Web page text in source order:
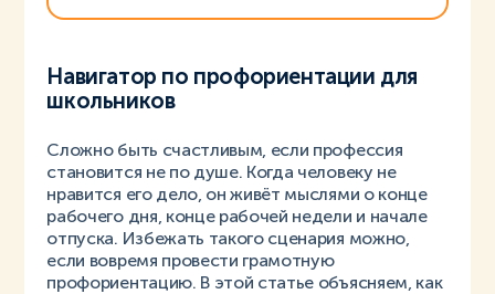
Навигатор по профориентации для
школьников
Сложно быть счастливым, если профессия
становится не по душе. Когда человеку не
нравится его дело, он живёт мыслями о конце
рабочего дня, конце рабочей недели и начале
отпуска. Избежать такого сценария можно,
если вовремя провести грамотную
профориентацию. В этой статье объясняем, как